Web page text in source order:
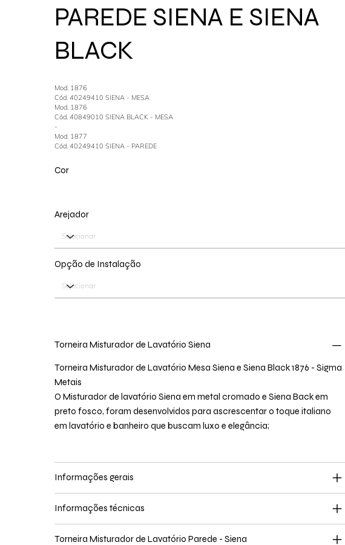
PAREDE SIENA E SIENA
BLACK
Mod. 1876
Cód. 40249410 SIENA - MESA
Mod. 1876
Cód. 40849010 SIENA BLACK - MESA
-
Mod. 1877
Cód. 40249410 SIENA - PAREDE
Cor
Arejador
Opção de Instalação
Torneira Misturador de Lavatório Siena
Torneira Misturador de Lavatório Mesa Siena e Siena Black 1876 - Sigma
Metais
O Misturador de lavatório Siena em metal cromado e Siena Back em
preto fosco, foram desenvolvidos para ascrescentar o toque italiano
em lavatório e banheiro que buscam luxo e elegância;
Informações gerais
Informações técnicas
Torneira Misturador de Lavatório Parede - Siena